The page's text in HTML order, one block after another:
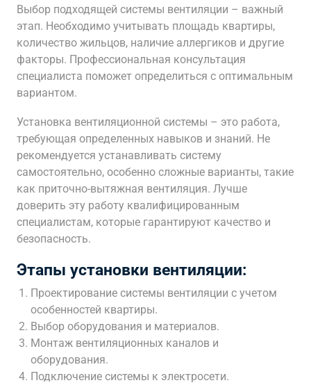
Выбор подходящей системы вентиляции – важный
этап. Необходимо учитывать площадь квартиры,
количество жильцов, наличие аллергиков и другие
факторы. Профессиональная консультация
специалиста поможет определиться с оптимальным
вариантом.
Установка вентиляционной системы – это работа,
требующая определенных навыков и знаний. Не
рекомендуется устанавливать систему
самостоятельно, особенно сложные варианты, такие
как приточно-вытяжная вентиляция. Лучше
доверить эту работу квалифицированным
специалистам, которые гарантируют качество и
безопасность.
Этапы установки вентиляции:
Проектирование системы вентиляции с учетом
особенностей квартиры.
Выбор оборудования и материалов.
Монтаж вентиляционных каналов и
оборудования.
Подключение системы к электросети.